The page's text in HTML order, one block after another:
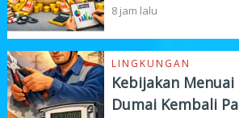
Instansi Vertikal
8 jam lalu
LINGKUNGAN
Kebijakan
Dumai Kembali